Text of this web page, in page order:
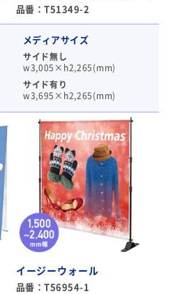
品番：T51349-2
メディアサイズ
サイド無し
w3,005×h2,265(mm)
サイド有り
w3,695×h2,265(mm)
イージーウォール
品番：T56954-1